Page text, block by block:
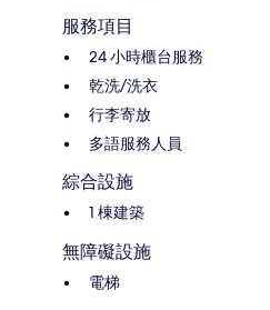
服務項目
24 小時櫃台服務
乾洗/洗衣
行李寄放
多語服務人員
綜合設施
1 棟建築
無障礙設施
電梯